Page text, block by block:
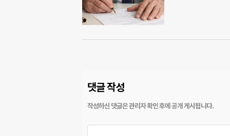
댓글 작성